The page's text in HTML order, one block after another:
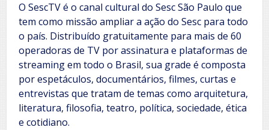
O SescTV é o canal cultural do Sesc São Paulo que
tem como missão ampliar a ação do Sesc para todo
o país. Distribuído gratuitamente para mais de 60
operadoras de TV por assinatura e plataformas de
streaming em todo o Brasil, sua grade é composta
por espetáculos, documentários, filmes, curtas e
entrevistas que tratam de temas como arquitetura,
literatura, filosofia, teatro, política, sociedade, ética
e cotidiano.